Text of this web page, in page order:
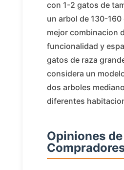
con 1-2 gatos de
un arbol de 130-160
mejor combinacion
funcionalidad y
gatos de raza
considera un
dos arboles
diferentes
Opiniones